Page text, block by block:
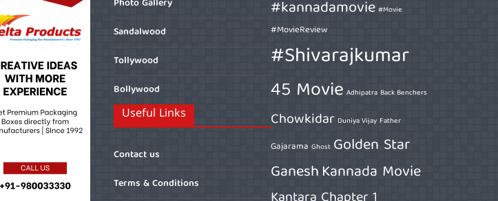
Photo Gallery
Sandalwood
Tollywood
Bollywood
Useful Links
Contact us
Terms & Conditions
#kannadamovie #Movie
#MovieReview
#Shivarajkumar
45 Movie Adhipatra Back Benchers
Chowkidar Duniya Vijay Father
Gajarama Ghost Golden Star
GaneshKannada Movie